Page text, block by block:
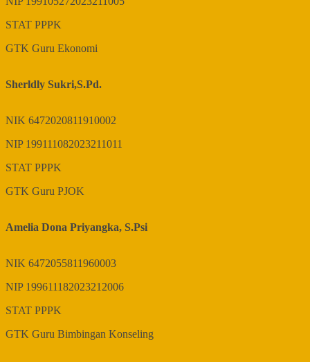
STAT PPPK
GTK Guru Ekonomi
Sherldly Sukri,S.Pd.
NIK 6472020811910002
NIP 199111082023211011
STAT PPPK
GTK Guru PJOK
Amelia Dona Priyangka, S.Psi
NIK 6472055811960003
NIP 199611182023212006
STAT PPPK
GTK Guru Bimbingan Konseling